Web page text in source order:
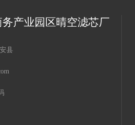
产业园区晴空滤芯厂
县